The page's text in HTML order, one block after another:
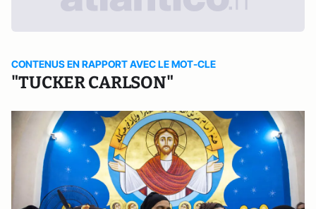
CONTENUS EN RAPPORT AVEC LE MOT-CLE
"TUCKER CARLSON"